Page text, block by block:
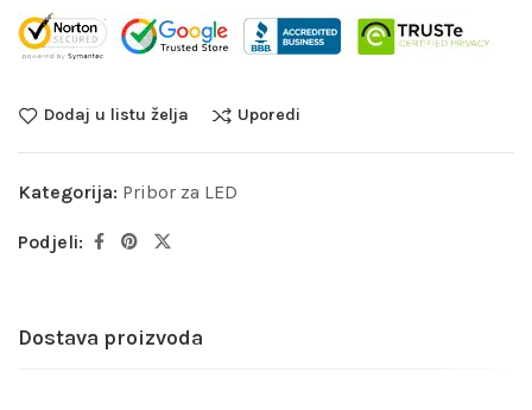
Dodaj u listu želja Uporedi
Kategorija: Pribor za LED
Podjeli:
Dostava proizvoda